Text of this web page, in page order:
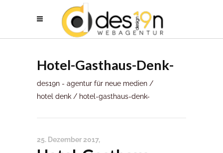
Hotel-Gasthaus-Denk-
des19n - agentur für neue medien /
hotel denk / hotel-gasthaus-denk-
25. Dezember 2017